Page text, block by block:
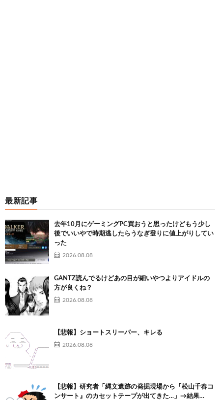
最新記事
去年10月にゲーミングPC買おうと思ったけどもう少し
後でいいやで時期逃したらうなぎ登りに値上がりしてい
った
2026.08.08
GANTZ読んでるけどあの目が細いやつよりアイドルの
方が良くね？
2026.08.08
【悲報】ショートスリーパー、キレる
2026.08.08
【悲報】研究者「縄文遺跡の発掘現場から『松山千春コ
ンサート』のカセットテープが出てきた…」→結果…